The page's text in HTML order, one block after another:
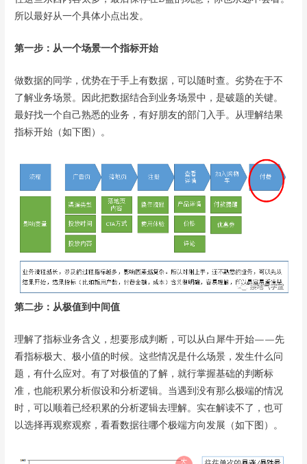
所以最好从一个具体小点出发。
第一步：从一个场景一个指标开始
做数据的同学，优势在于手上有数据，可以随时查。劣势在于不
了解业务场景。因此把数据结合到业务场景中，是破题的关键。
最好找一个自己熟悉的业务，有好朋友的部门入手。从理解结果
指标开始（如下图）。
第二步：从极值到中间值
理解了指标业务含义，想要形成判断，可以从白犀牛开始——先
看指标极大、极小值的时候。这些情况是什么场景，发生什么问
题，有什么应对。有了对极值的了解，就行掌握基础的判断标
准，也能积累分析假设和分析逻辑。当遇到没有那么极端的情况
时，可以顺着已经积累的分析逻辑去理解。实在解读不了，也可
以选择再观察观察，看看数据往哪个极端方向发展（如下图）。